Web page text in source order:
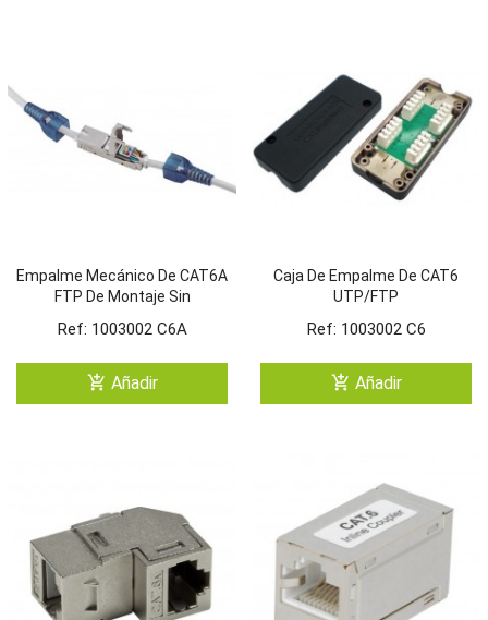
Empalme Mecánico De CAT6A
FTP De Montaje Sin
Ref: 1003002 C6A
add_shopping_cart Añadir
Caja De Empalme De CAT6
UTP/FTP
Ref: 1003002 C6
add_shopping_cart Añadir